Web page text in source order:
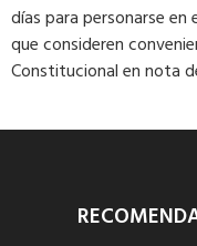
días para personarse
que consideren
Constitucional en nota